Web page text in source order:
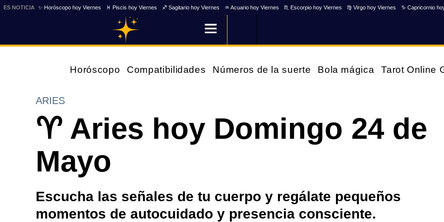
ES NOTICIA ✨ Horóscopo hoy Viernes ♓ Piscis hoy Viernes ♐ Sagitario hoy Viernes ♒ Acuario hoy Viernes ♏ Escorpio hoy Viernes ♍ Virgo hoy Viernes ♑ Capricornio
Horóscopo Compatibilidades Números de la suerte Bola mágica Tarot Online
ARIES
♈ Aries hoy Domingo 24 de
Mayo
Escucha las señales de tu cuerpo y regálate pequeños
momentos de autocuidado y presencia consciente.